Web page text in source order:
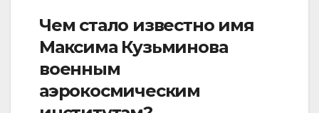
Чем стало известно имя
Максима Кузьминова
военным
аэрокосмическим